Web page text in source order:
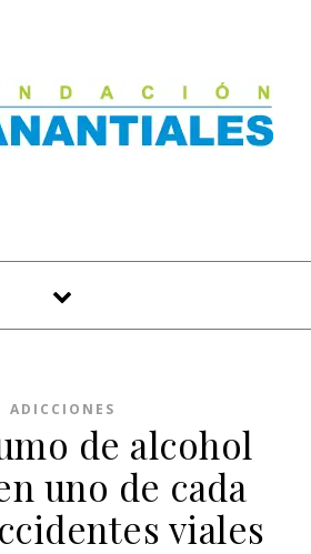
ADICCIONES
de alcohol
uno de cada
viales